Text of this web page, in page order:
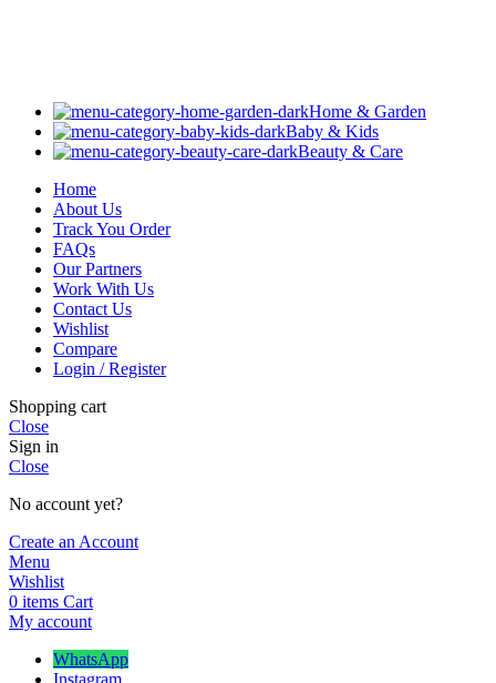
Home & Garden
Baby & Kids
Beauty & Care
Home
About Us
Track You Order
FAQs
Our Partners
Work With Us
Contact Us
Wishlist
Compare
Login / Register
Shopping cart
Close
Sign in
Close
No account yet?
Create an Account
Menu
Wishlist
0 items Cart
My account
WhatsApp